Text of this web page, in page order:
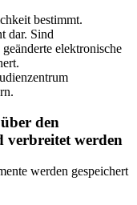
bestimmt.
dar. Sind
elektronische
den
verbreitet werden
werden gespeichert